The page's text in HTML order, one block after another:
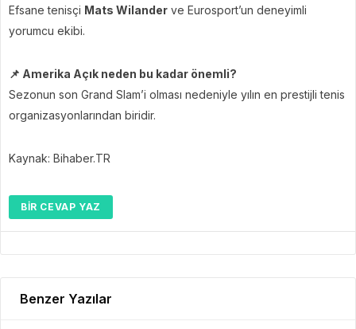
Efsane tenisçi Mats Wilander ve Eurosport’un deneyimli
yorumcu ekibi.
📌 Amerika Açık neden bu kadar önemli?
Sezonun son Grand Slam’i olması nedeniyle yılın en prestijli tenis
organizasyonlarından biridir.
Kaynak: Bihaber.TR
BIR CEVAP YAZ
Benzer Yazılar